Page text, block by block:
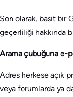
Son olarak, basit bir
geçerliliği hakkında
Arama çubuğuna e-
Adres herkese açık
veya forumlarda ya